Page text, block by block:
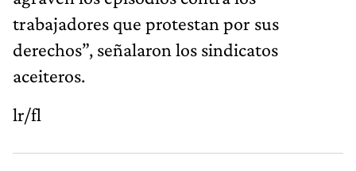
trabajadores que protestan por sus
derechos”, señalaron los sindicatos
aceiteros.
lr/fl